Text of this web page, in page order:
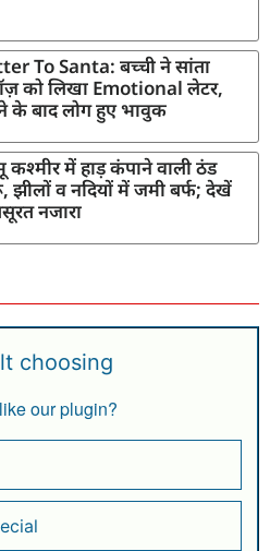
To Santa: बच्ची ने सांता
को लिखा Emotional लेटर,
के बाद लोग हुए भावुक
कश्मीर में हाड़ कंपाने वाली ठंड
झीलों व नदियों में जमी बर्फ; देखें
नजारा
choosing
our plugin?